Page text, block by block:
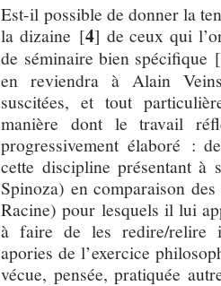
Est-il possible de donner la
la dizaine [4] de ceux qui
de séminaire bien spécifique [
en reviendra à Alain
suscitées, et tout
manière dont le travail
progressivement élaboré :
cette discipline présentant à
Spinoza) en comparaison
Racine) pour lesquels il lui
à faire de les redire/relire
apories de l’exercice
vécue, pensée, pratiquée